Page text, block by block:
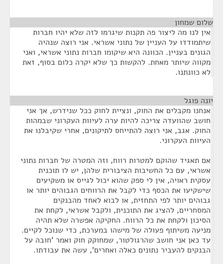
שלום שמחון
אין לנו מה ליצור פה תקנות שיגרמו לזה שלא יהיו חברות
שיתמודדו על העניין של נתוני אשראי. אני רוצה שנהיה
הגונים בעניין. הכוונה היא שיקומו חברות נתוני אשראי, ואני
מקווה שיותר מאחת. להקשות כך שלא יקרה כלום בסוף, זאת
לא כוונתנו.
יונה פוגל
אנחנו מקבלים את החוק, ונציית לחוק ככל שנידרש, אך אני
חושב שהוועדה צריכה להיות ערה לעיוות העקרוני שבמהות
החוק. אגב, אני רוצה להתייחס לתיקונים, אחרי שקיבלנו את
העיוות העקרוני.
אם תאגיד שהוקם למטרות רווח, וזה המטרה של חברות נתוני
אשראי, עם כל החשיבות הציבורית שלהן, יש לו תוכנית
עסקית ראויה, אין לי ספק שהוא יכול לגייס או משקיעים
שישקיעו את הכסף כדי לקבל את הרווחים הגבוהים יותר או
גבוהים יותר לפי התחזית, או לבוא לאחד מהבנקים
המסחריים, להציג את התוכנית, ולקבל אשראי, לקחת את
הסיכון ולקחת את כל הרווח. החקיקה אפשרה שלא תהיה
מניעה משיתוף פעולה של מישהו במערכת, כדי שנוכל לקיים.
עד כאן אני חושב שהרגולטור, שמחוקק חוק ואמר 'חובה על
הבנקים להעביר נתונים כאלה ואחרים', עשה את עבודתו.